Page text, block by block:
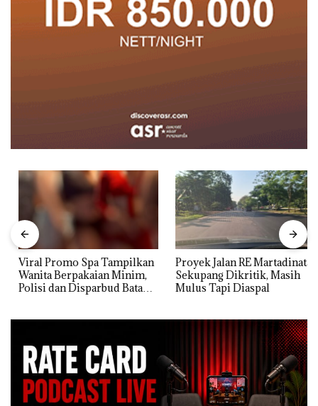
Viral Promo Spa Tampilkan
Wanita Berpakaian Minim,
Polisi dan Disparbud Batam
Proyek Jalan RE Martadinata
Sekupang Dikritik, Masih
Mulus Tapi Diaspal